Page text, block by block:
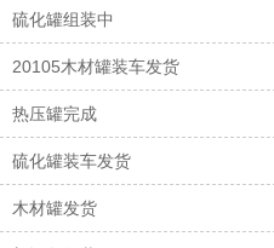
硫化罐组装中
20105木材罐装车发货
热压罐完成
硫化罐装车发货
木材罐发货